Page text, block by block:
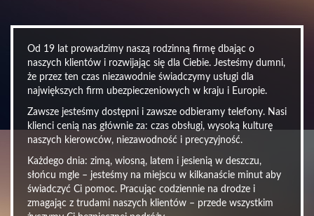
Od 19 lat prowadzimy naszą rodzinną firmę dbając o
naszych klientów i rozwijając się dla Ciebie. Jesteśmy dumni,
że przez ten czas niezawodnie świadczymy usługi dla
największych firm ubezpieczeniowych w kraju i Europie.
Zawsze jesteśmy dostępni i zawsze odbieramy telefony. Nasi
klienci cenią nas głównie za: czas obsługi, wysoką kulturę
naszych kierowców, niezawodność i precyzyjność.
Każdego dnia: zimą, wiosną, latem i jesienią w deszczu,
słońcu mgle – jesteśmy na miejscu w kilkanaście minut aby
świadczyć Ci pomoc. Pracując codziennie na drodze i
zmagając z trudami naszych klientów – przede wszystkim